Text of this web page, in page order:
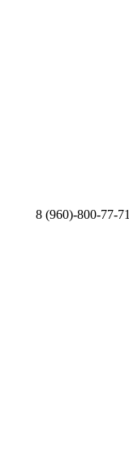
8 (960)-800-77-71